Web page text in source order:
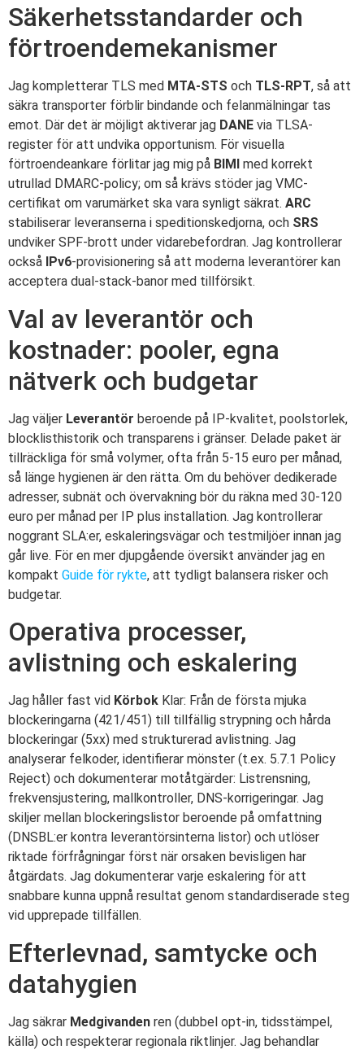
Säkerhetsstandarder och
förtroendemekanismer
Jag kompletterar TLS med MTA-STS och TLS-RPT, så att
säkra transporter förblir bindande och felanmälningar tas
emot. Där det är möjligt aktiverar jag DANE via TLSA-
register för att undvika opportunism. För visuella
förtroendeankare förlitar jag mig på BIMI med korrekt
utrullad DMARC-policy; om så krävs stöder jag VMC-
certifikat om varumärket ska vara synligt säkrat. ARC
stabiliserar leveranserna i speditionskedjorna, och SRS
undviker SPF-brott under vidarebefordran. Jag kontrollerar
också IPv6-provisionering så att moderna leverantörer kan
acceptera dual-stack-banor med tillförsikt.
Val av leverantör och
kostnader: pooler, egna
nätverk och budgetar
Jag väljer Leverantör beroende på IP-kvalitet, poolstorlek,
blocklisthistorik och transparens i gränser. Delade paket är
tillräckliga för små volymer, ofta från 5-15 euro per månad,
så länge hygienen är den rätta. Om du behöver dedikerade
adresser, subnät och övervakning bör du räkna med 30-120
euro per månad per IP plus installation. Jag kontrollerar
noggrant SLA:er, eskaleringsvägar och testmiljöer innan jag
går live. För en mer djupgående översikt använder jag en
kompakt Guide för rykte, att tydligt balansera risker och
budgetar.
Operativa processer,
avlistning och eskalering
Jag håller fast vid Körbok Klar: Från de första mjuka
blockeringarna (421/451) till tillfällig strypning och hårda
blockeringar (5xx) med strukturerad avlistning. Jag
analyserar felkoder, identifierar mönster (t.ex. 5.7.1 Policy
Reject) och dokumenterar motåtgärder: Listrensning,
frekvensjustering, mallkontroller, DNS-korrigeringar. Jag
skiljer mellan blockeringslistor beroende på omfattning
(DNSBL:er kontra leverantörsinterna listor) och utlöser
riktade förfrågningar först när orsaken bevisligen har
åtgärdats. Jag dokumenterar varje eskalering för att
snabbare kunna uppnå resultat genom standardiserade steg
vid upprepade tillfällen.
Efterlevnad, samtycke och
datahygien
Jag säkrar Medgivanden ren (dubbel opt-in, tidsstämpel,
källa) och respekterar regionala riktlinjer. Jag behandlar